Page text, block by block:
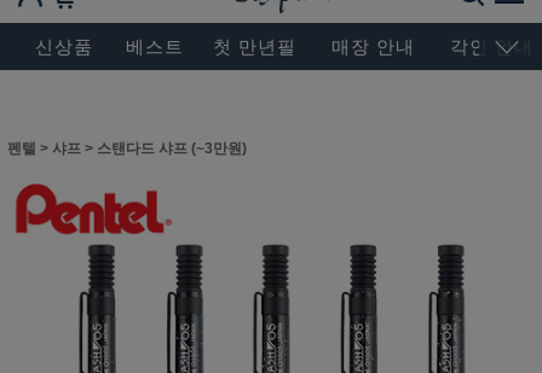
BESEN MASTERPIECE, SINCE 2004
신상품 베스트 첫 만년필 매장 안내 각인 안내
펜텔 > 샤프 > 스탠다드 샤프 (~3만원)